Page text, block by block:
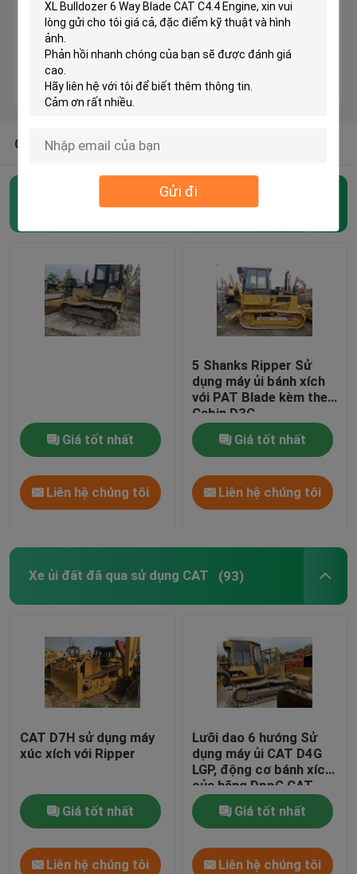
Gửi đi
KOMATSU Bulldozer đã qua sử dụng
Sử dụng CAT Grader
Máy xúc CAT đã qua sử dụng
Máy xúc CAT đã qua sử dụng
Trình tải KOMATSU đã sử dụng
Xe nâng tay thứ hai
Máy xúc tay thứ hai
Cần cẩu tay thứ hai
CÁC LOẠI KHÁC TỪ CHÚNG TÔI
Crawler Bulldozer đã qua sử dụng (45)
Giá tốt nhất
Liên hệ chúng tôi
5 Shanks Ripper Sử
dụng máy ủi bánh xích
với PAT Blade kèm theo
Cabin D3C
Giá tốt nhất
Liên hệ chúng tôi
Xe ủi đất đã qua sử dụng CAT (93)
CAT D7H sử dụng máy
xúc xích với Ripper
Giá tốt nhất
Liên hệ chúng tôi
Lưỡi dao 6 hướng Sử
dụng máy ủi CAT D4G
LGP, động cơ bánh xích
của hãng DppG CAT
3046
Giá tốt nhất
Liên hệ chúng tôi